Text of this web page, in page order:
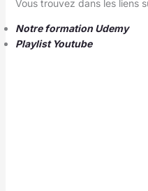
Vous trouvez dans les liens
Notre formation Udemy
Playlist Youtube